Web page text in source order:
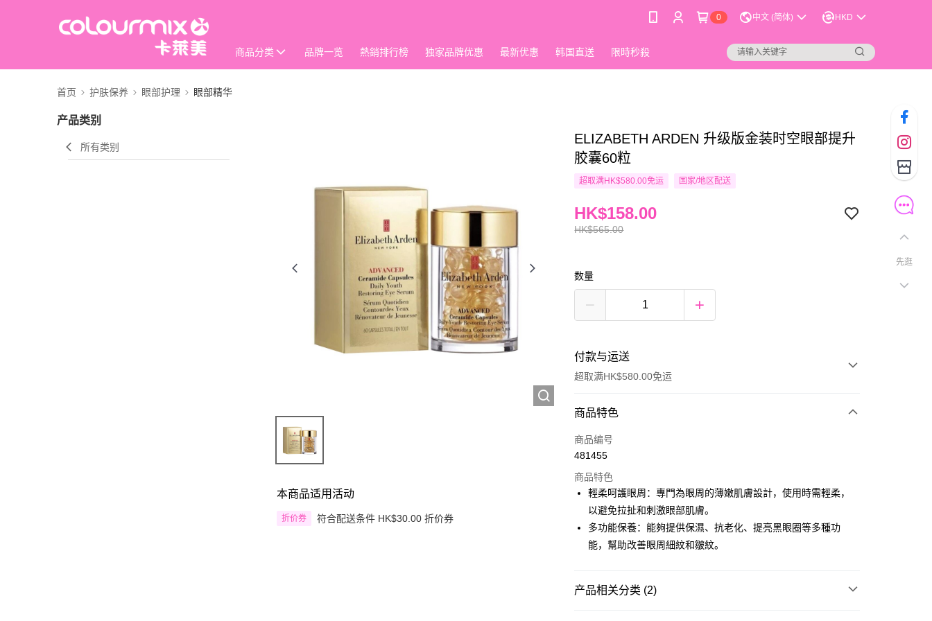
0 中文 (简体) HKD
商品分类 品牌一览 熱銷排行榜 独家品牌优惠 最新优惠 韩国直送 限時秒殺
首页 护肤保养 眼部护理 眼部精华
产品类别
所有类别
本商品适用活动
折价券 符合配送条件 HK$30.00 折价券
ELIZABETH ARDEN 升级版金装时空眼部提升
胶囊60粒
超取满HK$580.00免运 国家/地区配送
HK$565.00
HK$158.00
数量
付款与运送
超取满HK$580.00免运
付款方式
信用卡
Google Pay
AlipayHK
PayMe
其他转移资金的方式
商品特色
商品编号
481455
商品特色
輕柔呵護眼周：專門為眼周的薄嫩肌膚設計，使用時需輕柔，
以避免拉扯和刺激眼部肌膚。
多功能保養：能夠提供保濕、抗老化、提亮黑眼圈等多種功
能，幫助改善眼周細紋和皺紋。
产品相关分类 (2)
先逛